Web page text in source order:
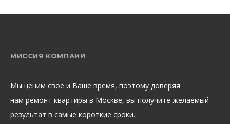
МИССИЯ КОМПАИИ
Мы ценим свое и Ваше время, поэтому доверяя
нам ремонт квартиры в Москве, вы получите желаемый
результат в самые короткие сроки.